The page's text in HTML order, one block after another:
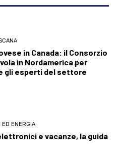
in Canada: il Consorzio
in Nordamerica per
gli esperti del settore
ED ENERGIA
e vacanze, la guida